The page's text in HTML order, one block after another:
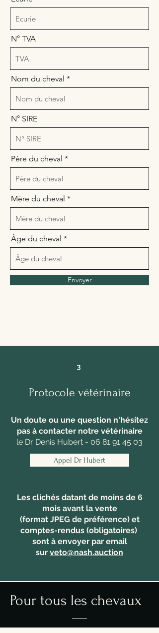
N° TVA
Nom du cheval
N° SIRE
Père du cheval
Mère du cheval
Âge du cheval
Envoyer
3
Protocole vétérinaire
Un doute ou une question n'hésitez
pas à contacter notre vétérinaire
le Dr Denis Hubert - 06 81 91 45 03
Appel Dr Hubert
Les clichés datant de moins de 6
mois avant la vente
(format JPEG de préférence) et
comptes-rendus (obligatoires)
sont à envoyer par email
sur veto@nash.auction
Pour tous les chevaux